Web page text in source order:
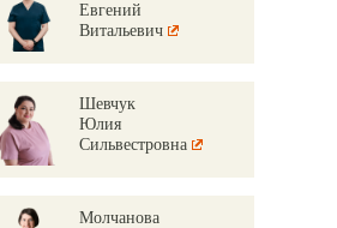
Евгений
Витальевич
Шевчук
Юлия
Сильвестровна
Молчанова